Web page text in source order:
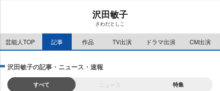
沢田敏子
さわだとしこ
芸能人TOP 記事 作品 TV出演 ドラマ出演 CM出演
沢田敏子の記事・ニュース・速報
すべて ニュース 特集